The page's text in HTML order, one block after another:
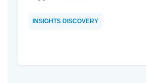
INSIGHTS DISCOVERY